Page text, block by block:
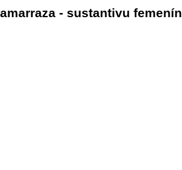
amarraza - sustantivu femenín